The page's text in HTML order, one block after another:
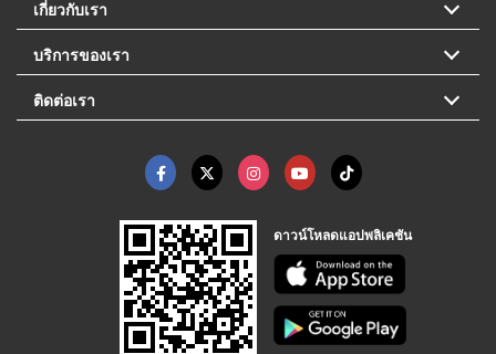
เกี่ยวกับเรา
บริการของเรา
ติดต่อเรา
ดาวน์โหลดแอปพลิเคชัน